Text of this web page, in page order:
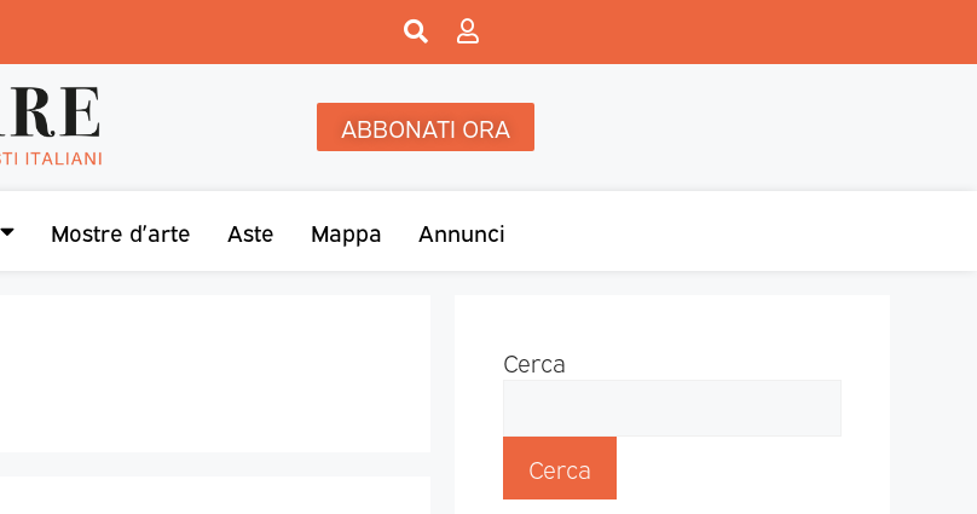
ABBONATI ORA
Mostre d’arte Aste Mappa Annunci
Cerca
Cerca